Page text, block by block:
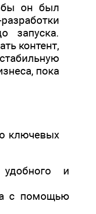
он был
запуска.
контент,
пока
ключевых
и
с помощью